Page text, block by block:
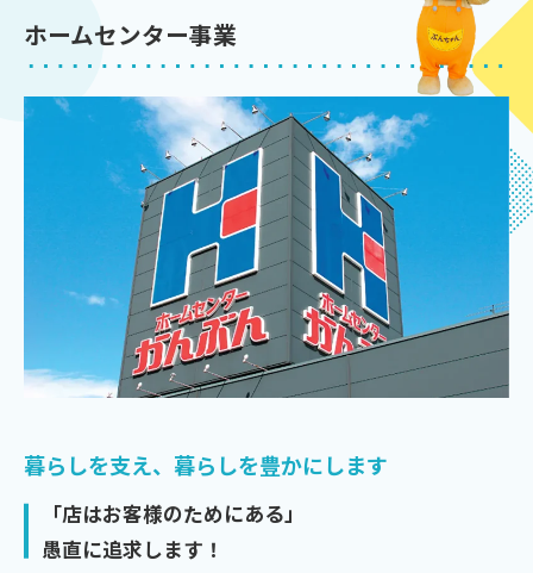
ホームセンター事業
暮らしを支え、暮らしを豊かにします
「店はお客様のためにある」
愚直に追求します！